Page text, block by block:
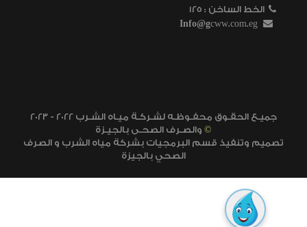
125 : الخط الساخن
Info@gcww.com.eg
2023 - 2022 جميـع الحقـوق محفـوظـه لشـركـة ميـاه الشـرب
©
تصميم وتنفيذ قسم البرمجيات بشركة مياه الشرب و الصرف
الصحي بالجيزة